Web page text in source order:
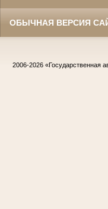
ОБЫЧНАЯ ВЕРСИЯ
2006-2026 «Государственная